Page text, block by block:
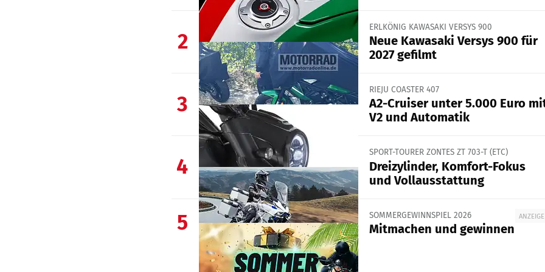
2
ERLKÖNIG KAWASAKI VERSYS 900
Neue Kawasaki Versys 900 für
2027 gefilmt
3
RIEJU COASTER 407
A2-Cruiser unter 5.000 Euro
V2 und Automatik
4
SPORT-TOURER ZONTES ZT 703-T (ETC)
Dreizylinder, Komfort-Fokus
und Vollausstattung
5 ANZEIGE
SOMMERGEWINNSPIEL 2026
Mitmachen und gewinnen